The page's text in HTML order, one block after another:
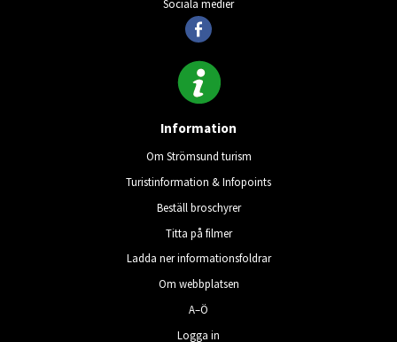
Sociala medier
Information
Om Strömsund turism
Turistinformation & Infopoints
Beställ broschyrer
Titta på filmer
Ladda ner informationsfoldrar
Om webbplatsen
A–Ö
Logga in